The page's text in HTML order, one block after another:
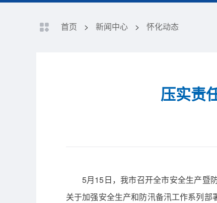
首页 > 新闻中心 > 怀化动态
压实责
5月15日，我市召开全市安全生产暨
关于加强安全生产和防汛备汛工作系列